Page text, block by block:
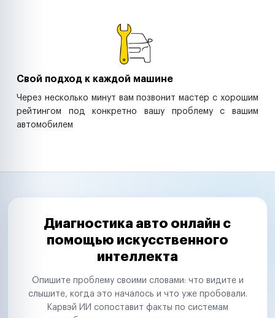
Свой подход к каждой машине
Через несколько минут вам позвонит мастер с хорошим
рейтингом под конкретно вашу проблему с вашим
автомобилем
Диагностика авто онлайн с
помощью искусственного
интеллекта
Опишите проблему своими словами: что видите и
слышите, когда это началось и что уже пробовали.
Карвэй ИИ сопоставит факты по системам